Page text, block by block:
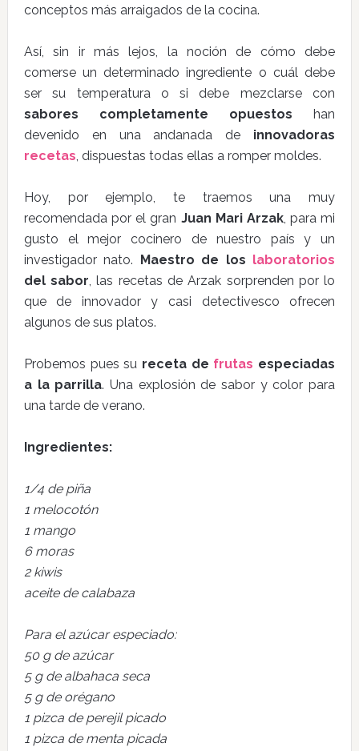
conceptos más arraigados de la cocina.
Así, sin ir más lejos, la noción de cómo debe
comerse un determinado ingrediente o cuál debe
ser su temperatura o si debe mezclarse con
sabores completamente opuestos han
devenido en una andanada de innovadoras
recetas, dispuestas todas ellas a romper moldes.
Hoy, por ejemplo, te traemos una muy
recomendada por el gran Juan Mari Arzak, para mi
gusto el mejor cocinero de nuestro país y un
investigador nato. Maestro de los laboratorios
del sabor, las recetas de Arzak sorprenden por lo
que de innovador y casi detectivesco ofrecen
algunos de sus platos.
Probemos pues su receta de frutas especiadas
a la parrilla. Una explosión de sabor y color para
una tarde de verano.
Ingredientes:
1/4 de piña
1 melocotón
1 mango
6 moras
2 kiwis
aceite de calabaza
Para el azúcar especiado:
50 g de azúcar
5 g de albahaca seca
5 g de orégano
1 pizca de perejil picado
1 pizca de menta picada